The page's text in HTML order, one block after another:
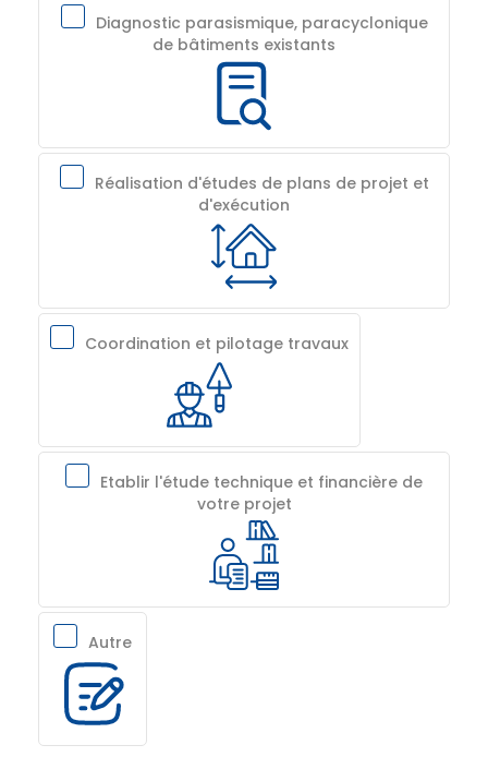
Diagnostic parasismique, paracyclonique
de bâtiments existants
Réalisation d'études de plans de projet et
d'exécution
Coordination et pilotage travaux
Etablir l'étude technique et financière de
votre projet
Autre